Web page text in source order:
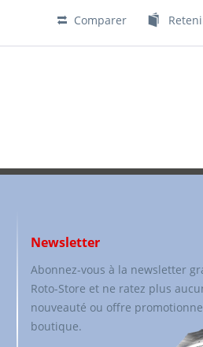
Comparer
Newsletter
Abonnez-vous à la newsletter
Roto-Store et ne ratez plus
nouveauté ou offre
boutique.